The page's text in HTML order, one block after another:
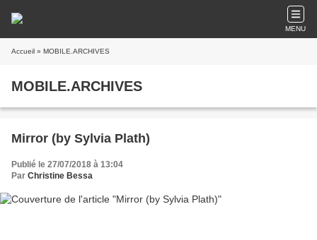
MENU
Accueil » MOBILE.ARCHIVES
MOBILE.ARCHIVES
Mirror (by Sylvia Plath)
Publié le 27/07/2018 à 13:04
Par Christine Bessa